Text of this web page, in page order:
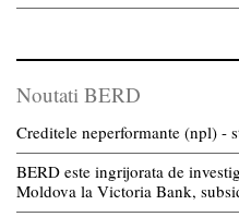
Noutati BERD
Creditele neperformante (npl) -
BERD este ingrijorata de
Moldova la Victoria Bank,